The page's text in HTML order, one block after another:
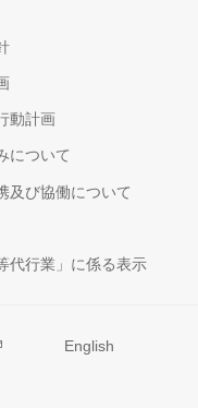
動計画
について
及び協働について
代行業」に係る表示
English